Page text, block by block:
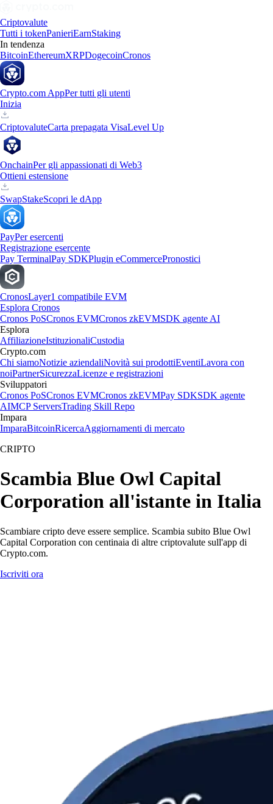
Criptovalute
Tutti i tokenPanieriEarnStaking
In tendenza
BitcoinEthereumXRPDogecoinCronos
Crypto.com AppPer tutti gli utenti
Inizia
CriptovaluteCarta prepagata VisaLevel Up
OnchainPer gli appassionati di Web3
Ottieni estensione
SwapStakeScopri le dApp
PayPer esercenti
Registrazione esercente
Pay TerminalPay SDKPlugin eCommercePronostici
CronosLayer1 compatibile EVM
Esplora Cronos
Cronos PoSCronos EVMCronos zkEVMSDK agente AI
Esplora
AffiliazioneIstituzionaliCustodia
Crypto.com
Chi siamoNotizie aziendaliNovità sui prodottiEventiLavora con
noiPartnerSicurezzaLicenze e registrazioni
Sviluppatori
Cronos PoSCronos EVMCronos zkEVMPay SDKSDK agente
AIMCP ServersTrading Skill Repo
Impara
ImparaBitcoinRicercaAggiornamenti di mercato
CRIPTO
Scambia Blue Owl Capital
Corporation all'istante in Italia
Scambiare cripto deve essere semplice. Scambia subito Blue Owl
Capital Corporation con centinaia di altre criptovalute sull'app di
Crypto.com.
Iscriviti ora